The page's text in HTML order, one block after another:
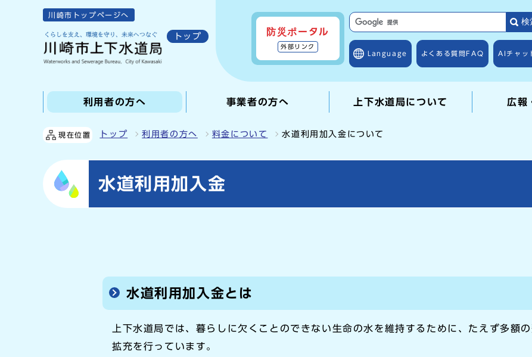
川崎市トップページへ
トップ 防災ポータル
外部リンク
検
Language よくある質問 FAQ AIチャッ
利用者の方へ 事業者の方へ 上下水道局について 広報
現在位置 トップ 利用者の方へ 料金について 水道利用加入金について
水道利用加入金
水道利用加入金とは
上下水道局では、暮らしに欠くことのできない生命の水を維持するために、たえず多額
拡充を行っています。